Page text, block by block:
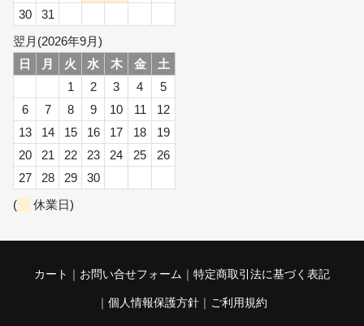
30
31
翌月(2026年9月)
日
月 火 水 木 金
土
1
2 3 4
5
6
7 8 9 10 11
12
13
14 15 16 17 18
19
20
21 22 23 24 25
26
27
28 29
30
(
休業日)
カート お問い合せフォーム 特定商取引法に基づく表記
個人情報保護方針 ご利用規約